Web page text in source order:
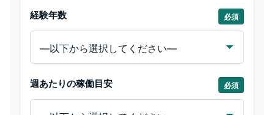
経験年数 必須
週あたりの稼働目安 必須